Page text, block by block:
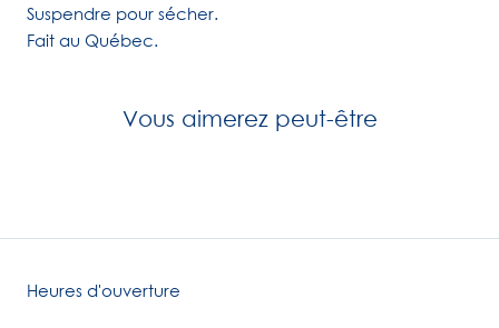
Suspendre pour sécher.
Fait au Québec.
Vous aimerez peut-être
Heures d'ouverture